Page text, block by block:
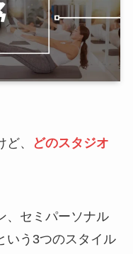
、
どのスタジオ
、セミパーソナル
いう3つのスタイル